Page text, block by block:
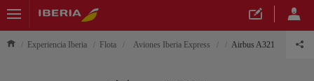
Experiencia Iberia Flota Aviones Iberia Express Airbus A321